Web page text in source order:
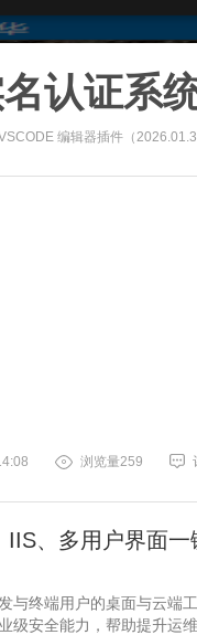
认证系统
编辑器插件（
浏览量259
、多用户界面一
与终端用户的桌面与云端
级安全能力，帮助提升运